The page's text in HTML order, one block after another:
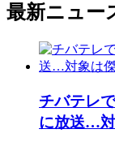
最新ニュー
チバテレ
に放送…